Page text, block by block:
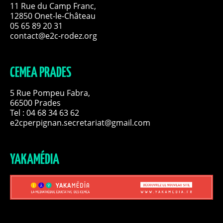
11 Rue du Camp Franc,
12850 Onet-le-Château
05 65 89 20 31
contact@e2c-rodez.org
CEMEA PRADES
5 Rue Pompeu Fabra,
66500 Prades
Tel : 04 68 34 63 62
e2cperpignan.secretariat@gmail.com
YAKAMÉDIA